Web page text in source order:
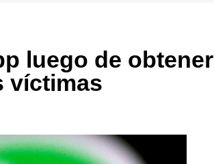
luego de obtener
víctimas